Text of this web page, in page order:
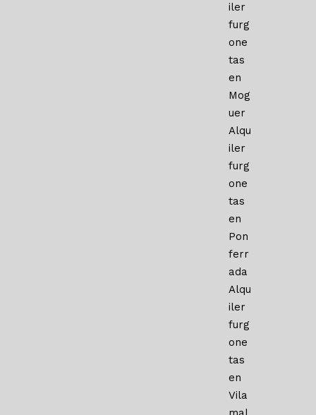
iler
furg
one
tas
en
Mog
uer
Alqu
iler
furg
one
tas
en
Pon
ferr
ada
Alqu
iler
furg
one
tas
en
Vila